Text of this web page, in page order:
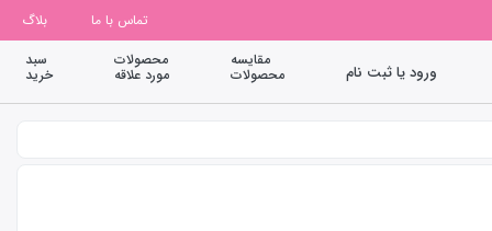
تماس با ما بلاگ
ورود یا ثبت نام
مقایسه
محصولات
محصولات
مورد علاقه
سبد
خرید